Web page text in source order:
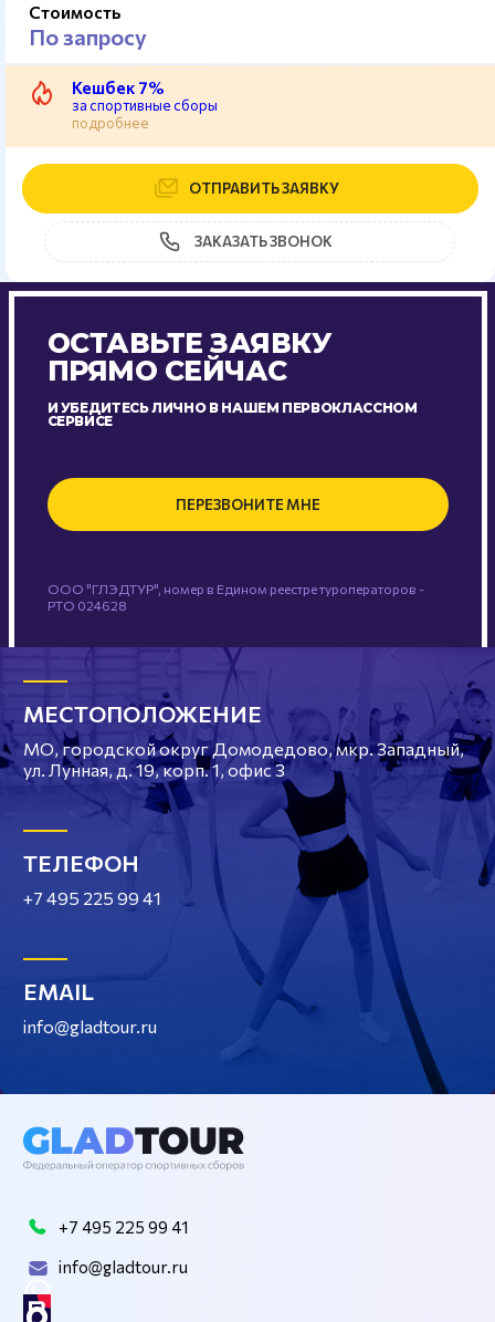
Стоимость
По запросу
Кешбек 7%
за спортивные сборы
подробнее
ОТПРАВИТЬ ЗАЯВКУ
ЗАКАЗАТЬ ЗВОНОК
ОСТАВЬТЕ ЗАЯВКУ
ПРЯМО СЕЙЧАС
И УБЕДИТЕСЬ ЛИЧНО В НАШЕМ ПЕРВОКЛАССНОМ
СЕРВИСЕ
ПЕРЕЗВОНИТЕ МНЕ
ООО "ГЛЭДТУР", номер в Едином реестре туроператоров -
РТО 024628
МЕСТОПОЛОЖЕНИЕ
МО, городской округ Домодедово, мкр. Западный,
ул. Лунная, д. 19, корп. 1, офис 3
ТЕЛЕФОН
+7 495 225 99 41
EMAIL
info@gladtour.ru
+7 495 225 99 41
info@gladtour.ru